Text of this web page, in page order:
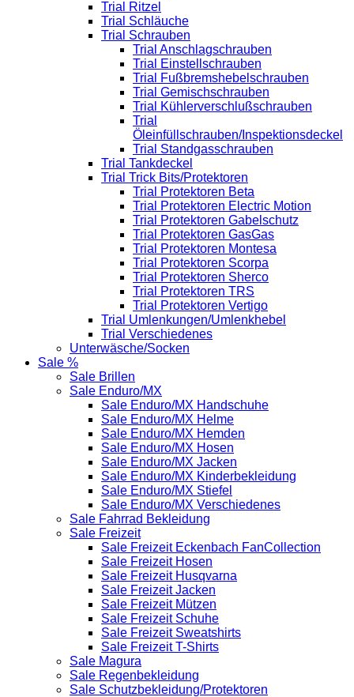
Trial Ritzel
Trial Schläuche
Trial Schrauben
Trial Anschlagschrauben
Trial Einstellschrauben
Trial Fußbremshebelschrauben
Trial Gemischschrauben
Trial Kühlerverschlußschrauben
Trial
Öleinfüllschrauben/Inspektionsdeckel
Trial Standgasschrauben
Trial Tankdeckel
Trial Trick Bits/Protektoren
Trial Protektoren Beta
Trial Protektoren Electric Motion
Trial Protektoren Gabelschutz
Trial Protektoren GasGas
Trial Protektoren Montesa
Trial Protektoren Scorpa
Trial Protektoren Sherco
Trial Protektoren TRS
Trial Protektoren Vertigo
Trial Umlenkungen/Umlenkhebel
Trial Verschiedenes
Unterwäsche/Socken
Sale %
Sale Brillen
Sale Enduro/MX
Sale Enduro/MX Handschuhe
Sale Enduro/MX Helme
Sale Enduro/MX Hemden
Sale Enduro/MX Hosen
Sale Enduro/MX Jacken
Sale Enduro/MX Kinderbekleidung
Sale Enduro/MX Stiefel
Sale Enduro/MX Verschiedenes
Sale Fahrrad Bekleidung
Sale Freizeit
Sale Freizeit Eckenbach FanCollection
Sale Freizeit Hosen
Sale Freizeit Husqvarna
Sale Freizeit Jacken
Sale Freizeit Mützen
Sale Freizeit Schuhe
Sale Freizeit Sweatshirts
Sale Freizeit T-Shirts
Sale Magura
Sale Regenbekleidung
Sale Schutzbekleidung/Protektoren